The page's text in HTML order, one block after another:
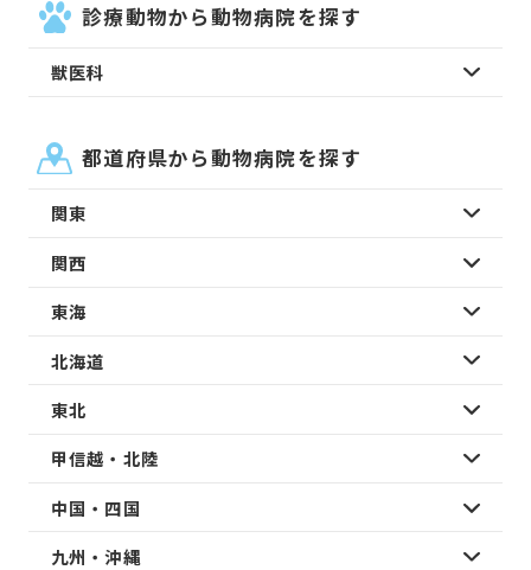
診療動物から動物病院を探す
獣医科
都道府県から動物病院を探す
関東
関西
東海
北海道
東北
甲信越・北陸
中国・四国
九州・沖縄